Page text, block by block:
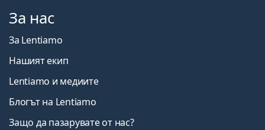
За нас
За Lentiamo
Нашият екип
Lentiamo и медиите
Блогът на Lentiamo
Защо да пазарувате от нас?